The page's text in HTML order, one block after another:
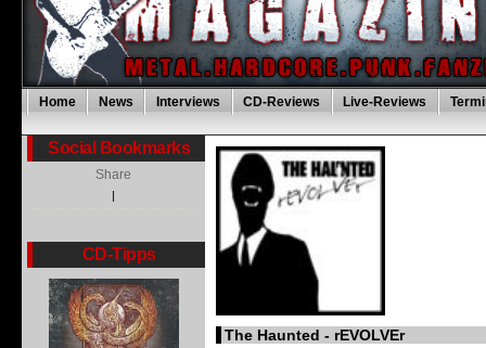
Home News Interviews CD-Reviews Live-Reviews
Social Bookmarks
Share
|
CD-Tipps
The Haunted - rEVOLVEr